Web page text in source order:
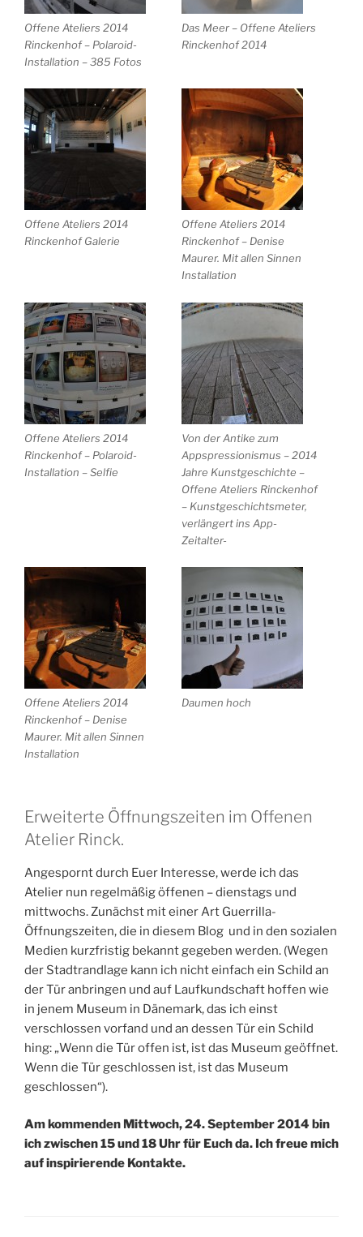
Offene Ateliers 2014
Rinckenhof – Polaroid-
Installation – 385 Fotos
Das Meer – Offene Ateliers
Rinckenhof 2014
Offene Ateliers 2014
Rinckenhof Galerie
Offene Ateliers 2014
Rinckenhof – Denise
Maurer. Mit allen Sinnen
Installation
Offene Ateliers 2014
Rinckenhof – Polaroid-
Installation – Selfie
Von der Antike zum
Appspressionismus – 2014
Jahre Kunstgeschichte –
Offene Ateliers Rinckenhof
– Kunstgeschichtsmeter,
verlängert ins App-
Zeitalter-
Offene Ateliers 2014
Rinckenhof – Denise
Maurer. Mit allen Sinnen
Installation
Daumen hoch
Erweiterte Öffnungszeiten im Offenen
Atelier Rinck.
Angespornt durch Euer Interesse, werde ich das
Atelier nun regelmäßig öffenen – dienstags und
mittwochs. Zunächst mit einer Art Guerrilla-
Öffnungszeiten, die in diesem Blog und in den sozialen
Medien kurzfristig bekannt gegeben werden. (Wegen
der Stadtrandlage kann ich nicht einfach ein Schild an
der Tür anbringen und auf Laufkundschaft hoffen wie
in jenem Museum in Dänemark, das ich einst
verschlossen vorfand und an dessen Tür ein Schild
hing: „Wenn die Tür offen ist, ist das Museum geöffnet.
Wenn die Tür geschlossen ist, ist das Museum
geschlossen“).
Am kommenden Mittwoch, 24. September 2014 bin
ich zwischen 15 und 18 Uhr für Euch da. Ich freue mich
auf inspirierende Kontakte.